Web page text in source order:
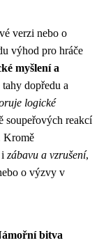
verzi nebo o
výhod pro hráče
myšlení a
dopředu a
logické
soupeřových reakcí
Kromě
zábavu a vzrušení,
o výzvy v
bitva